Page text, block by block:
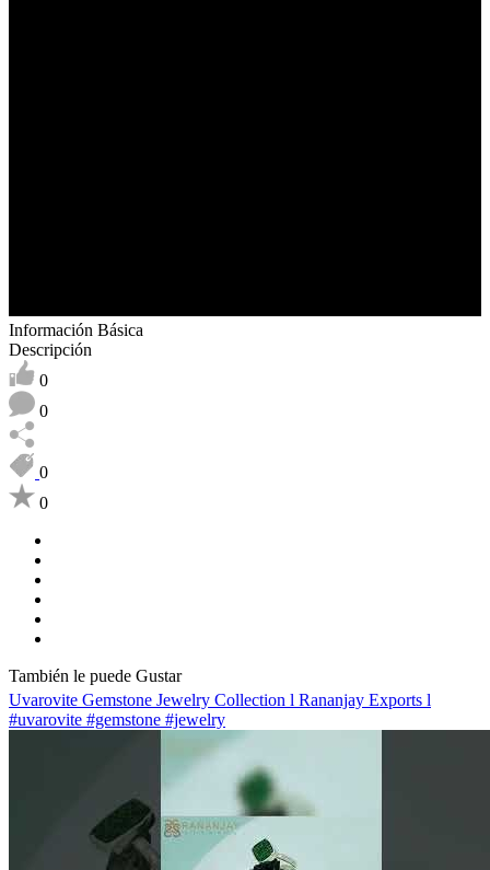
Información Básica
Descripción
0
0
0
0
También le puede Gustar
Uvarovite Gemstone Jewelry Collection l Rananjay Exports l
#uvarovite #gemstone #jewelry